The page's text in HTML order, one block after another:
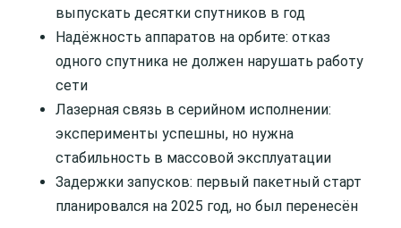
выпускать десятки спутников в год
Надёжность аппаратов на орбите: отказ
одного спутника не должен нарушать работу
сети
Лазерная связь в серийном исполнении:
эксперименты успешны, но нужна
стабильность в массовой эксплуатации
Задержки запусков: первый пакетный старт
планировался на 2025 год, но был перенесён